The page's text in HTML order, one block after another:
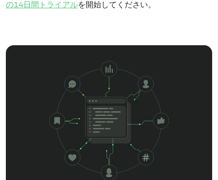
の14日間トライアルを開始してください。